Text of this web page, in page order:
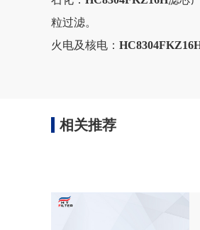
粒过滤。
火电及核电：
相关推荐